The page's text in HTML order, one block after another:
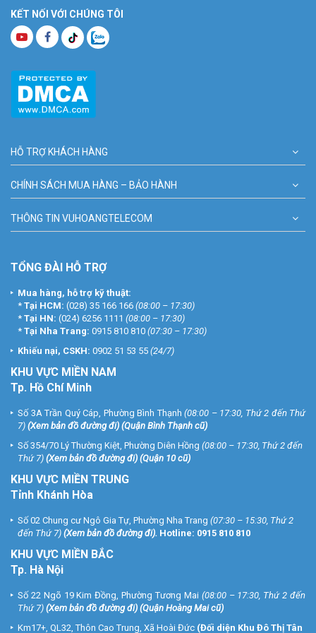
Trọn bộ sản phẩm EZVIZ HB8
– Camera HB8 2K⁺
– Tấm mẫu khoan
– Cáp USB
– Bộ vít
– Hướng dẫn lắp đặt nhanh
– Thông tin quy định
Bên cạnh luôn muốn đẩy mạnh sự gắn kết người và người, EZVIZ
rất nghiêm túc trong việc bảo vệ dữ liệu và quyền riêng tư của
người dùng, đây cũng là ưu tiên hàng đầu của thương hiệu. Tất cả
hoặc những người bạn cho phép mới có thể truy cập những hình
ảnh, âm thanh này.
*** Vũ Hoàng Telecom xin cảm ơn bạn đã ghé thăm Website
Online của công ty chúng tôi. Chúng tôi xin cam kết tất cả những
sản phẩm camera EZVIZ
xuất xứ rõ ràng. Đến đây, bạn sẽ nhận được sản phẩm có chất
Đặt mua hàng Online ngay hôm nay để được hỗ trợ giá tốt nhất.
Tham khảo thêm thông tin tạiFacebook Vuhoangtelecomnhé.
KẾT NỐI VỚI CHÚNG TÔI
HỖ TRỢ KHÁCH HÀNG
CHÍNH SÁCH MUA HÀNG – BẢO HÀNH
THÔNG TIN VUHOANGTELECOM
TỔNG ĐÀI HỖ TRỢ
Mua hàng, hỗ trợ kỹ thuật:
* Tại HCM: (028) 35 166 166 (08:00 – 17:30)
* Tại HN: (024) 6256 1111 (08:00 – 17:30)
* Tại Nha Trang: 0915 810 810 (07:30 – 17:30)
Khiếu nại, CSKH: 0902 51 53 55 (24/7)
KHU VỰC MIỀN NAM
Tp. Hồ Chí Minh
Số 3A Trần Quý Cáp, Phường Bình Thạnh (08:00 – 17:30, Thứ 2 đến Thứ
7) (Xem bản đồ đường đi) (Quận Bình Thạnh cũ)
Số 354/70 Lý Thường Kiệt, Phường Diên Hồng (08:00 – 17:30, Thứ 2 đến
Thứ 7) (Xem bản đồ đường đi) (Quận 10 cũ)
KHU VỰC MIỀN TRUNG
Tỉnh Khánh Hòa
Số 02 Chung cư Ngô Gia Tự, Phường Nha Trang (07:30 – 15:30, Thứ 2
đến Thứ 7) (Xem bản đồ đường đi). Hotline: 0915 810 810
KHU VỰC MIỀN BẮC
Tp. Hà Nội
Số 22 Ngõ 19 Kim Đồng, Phường Tương Mai (08:00 – 17:30, Thứ 2 đến
Thứ 7) (Xem bản đồ đường đi) (Quận Hoàng Mai cũ)
Km17+, QL32, Thôn Cao Trung, Xã Hoài Đức (Đối diện Khu Đô Thị Tân